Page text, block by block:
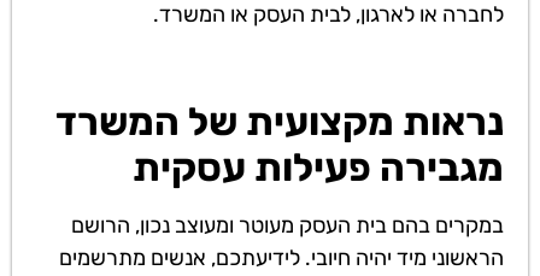
לחברה או לארגון, לבית העסק או המשרד.
נראות מקצועית של המשרד
מגבירה פעילות עסקית
במקרים בהם בית העסק מעוטר ומעוצב נכון, הרושם
הראשוני מיד יהיה חיובי. לידיעתכם, אנשים מתרשמים